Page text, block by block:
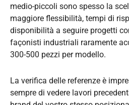
medio-piccoli sono spesso la
maggiore flessibilità, tempi di
disponibilità a seguire progetti
façonisti industriali raramente
300-500 pezzi per modello.
La verifica delle referenze è
sempre di vedere lavori